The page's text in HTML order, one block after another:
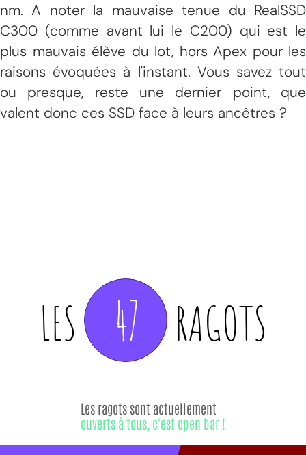
nm. A noter la mauvaise tenue du RealSSD
C300 (comme avant lui le C200) qui est le
plus mauvais élève du lot, hors Apex pour les
raisons évoquées à l'instant. Vous savez tout
ou presque, reste une dernier point, que
valent donc ces SSD face à leurs ancêtres ?
LES 47 RAGOTS
Les ragots sont actuellement
ouverts à tous, c'est open bar !